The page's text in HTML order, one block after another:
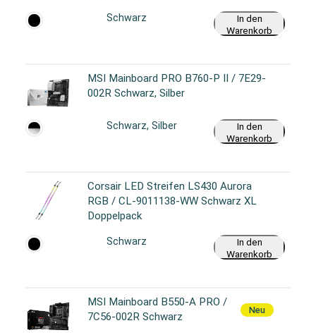
Schwarz
In den
Warenkorb
MSI Mainboard PRO B760-P II / 7E29-
002R Schwarz, Silber
Schwarz, Silber
In den
Warenkorb
Corsair LED Streifen LS430 Aurora
RGB / CL-9011138-WW Schwarz XL
Doppelpack
Schwarz
In den
Warenkorb
MSI Mainboard B550-A PRO /
7C56-002R Schwarz
Neu